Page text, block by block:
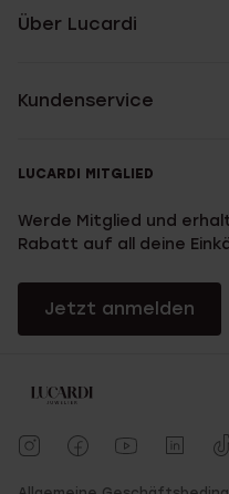
Über Lucardi
Kundenservice
LUCARDI MITGLIED
Werde Mitglied und
Rabatt auf all deine
Jetzt anmelden